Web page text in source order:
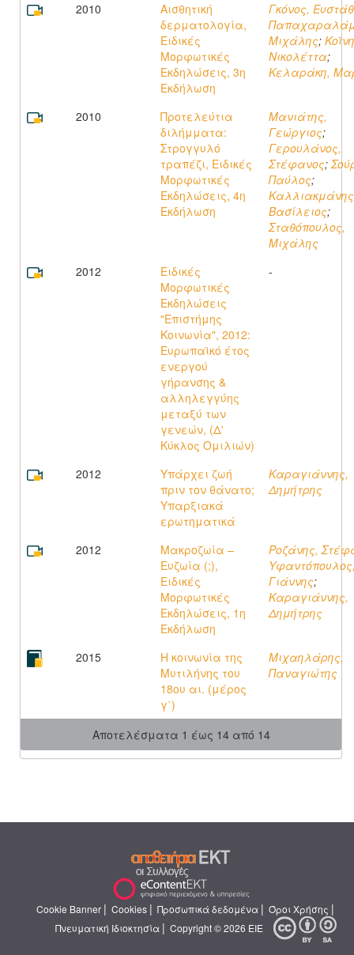
2010
Αισθητική
δερματολογία,
Ειδικές
Μορφωτικές
Εκδηλώσεις, 3η
Εκδήλωση
Γκόνος,
Μιχάλης;
Νικολέττα;
Κελαράκη,
2010
Προτελεύτια
διλήμματα:
Στρογγυλό
τραπέζι, Ειδικές
Μορφωτικές
Εκδηλώσεις, 4η
Εκδήλωση
Μανιάτης,
Γεώργιος;
Γερουλάνος,
Στέφανος;
Παύλος;
Βασίλειος;
Σταθόπουλος,
Μιχάλης
2012
Ειδικές
Μορφωτικές
Εκδηλώσεις
"Επιστήμης
Κοινωνία", 2012:
Eυρωπαϊκό έτος
ενεργού
γήρανσης &
αλληλεγγύης
μεταξύ των
γενεών, (Δ'
Κύκλος Ομιλιών)
-
2012
Υπάρχει ζωή
πριν τον θάνατο;
Υπαρξιακά
ερωτηματικά
Καραγιάννης,
Δημήτρης
2012
Μακροζωία –
Ευζωία (;),
Ειδικές
Μορφωτικές
Εκδηλώσεις, 1η
Εκδήλωση
Ροζάνης,
Γιάννης;
Καραγιάννης,
Δημήτρης
2015
Η κοινωνία της
Μυτιλήνης του
18ου αι. (μέρος
γ΄)
Μιχαηλάρης,
Παναγιώτης
Αποτελέσματα 1 έως 14 από 14
Cookie Banner | Cookies | Προσωπικά δεδομένα | Όροι Χρήσης |
Πνευματική Ιδιοκτησία | Copyright © 2026 ΕΙΕ